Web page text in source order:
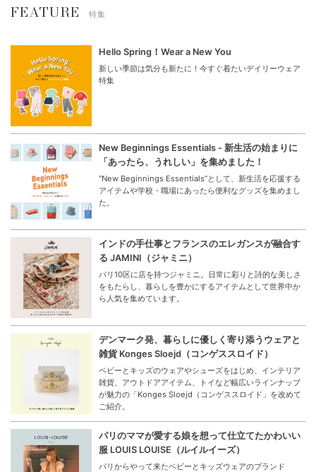
FEATURE 特集
Hello Spring！Wear a New You
新しい季節は気分も新たに！今すぐ着たいデイリーウェア
特集
New Beginnings Essentials - 新生活の始まりに
「あったら、うれしい」を集めました！
“New Beginnings Essentials”として、新生活を応援する
アイテムや学校・職場にあったら便利なグッズを集めまし
た。
インドの手仕事とフランスのエレガンスが融合す
る JAMINI（ジャミニ）
パリ10区に店を持つジャミニ。日常に彩りと詩的な美しさ
をもたらし、暮らしを豊かにするアイテムとして世界中か
ら人気を集めています。
デンマーク発、暮らしに優しく寄り添うウェアと
雑貨 Konges Sloejd（コンゲススロイド）
ベビーとキッズのウェアやシューズをはじめ、インテリア
雑貨、アウトドアアイテム、トイなど幅広いラインナップ
が魅力の「Konges Sloejd（コンゲススロイド」を改めて
ご紹介。
パリのママが愛する娘を想って仕立てたかわいい
服 LOUIS LOUISE（ルイルイーズ）
パリからやって来たベビーとキッズウェアのブランド